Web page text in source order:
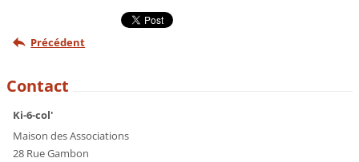
Précédent
Contact
Ki-6-col'
Maison des Associations
28 Rue Gambon